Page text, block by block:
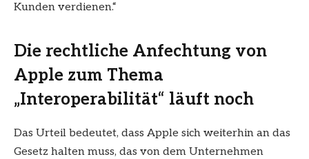
Kunden verdienen.“
Die rechtliche Anfechtung von
Apple zum Thema
„Interoperabilität“ läuft noch
Das Urteil bedeutet, dass Apple sich weiterhin an das
Gesetz halten muss, das von dem Unternehmen